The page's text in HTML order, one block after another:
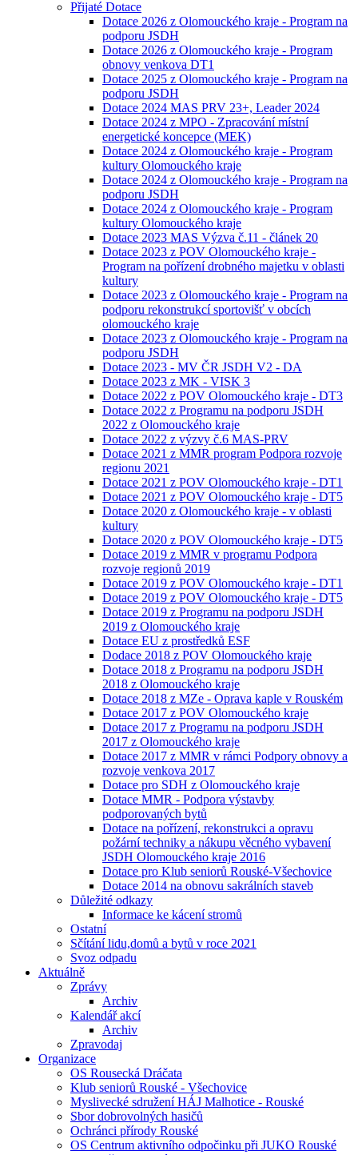
Přijaté Dotace
Dotace 2026 z Olomouckého kraje - Program na
podporu JSDH
Dotace 2026 z Olomouckého kraje - Program
obnovy venkova DT1
Dotace 2025 z Olomouckého kraje - Program na
podporu JSDH
Dotace 2024 MAS PRV 23+, Leader 2024
Dotace 2024 z MPO - Zpracování místní
energetické koncepce (MEK)
Dotace 2024 z Olomouckého kraje - Program
kultury Olomouckého kraje
Dotace 2024 z Olomouckého kraje - Program na
podporu JSDH
Dotace 2024 z Olomouckého kraje - Program
kultury Olomouckého kraje
Dotace 2023 MAS Výzva č.11 - článek 20
Dotace 2023 z POV Olomouckého kraje -
Program na pořízení drobného majetku v oblasti
kultury
Dotace 2023 z Olomouckého kraje - Program na
podporu rekonstrukcí sportovišť v obcích
olomouckého kraje
Dotace 2023 z Olomouckého kraje - Program na
podporu JSDH
Dotace 2023 - MV ČR JSDH V2 - DA
Dotace 2023 z MK - VISK 3
Dotace 2022 z POV Olomouckého kraje - DT3
Dotace 2022 z Programu na podporu JSDH
2022 z Olomouckého kraje
Dotace 2022 z výzvy č.6 MAS-PRV
Dotace 2021 z MMR program Podpora rozvoje
regionu 2021
Dotace 2021 z POV Olomouckého kraje - DT1
Dotace 2021 z POV Olomouckého kraje - DT5
Dotace 2020 z Olomouckého kraje - v oblasti
kultury
Dotace 2020 z POV Olomouckého kraje - DT5
Dotace 2019 z MMR v programu Podpora
rozvoje regionů 2019
Dotace 2019 z POV Olomouckého kraje - DT1
Dotace 2019 z POV Olomouckého kraje - DT5
Dotace 2019 z Programu na podporu JSDH
2019 z Olomouckého kraje
Dotace EU z prostředků ESF
Dodace 2018 z POV Olomouckého kraje
Dotace 2018 z Programu na podporu JSDH
2018 z Olomouckého kraje
Dotace 2018 z MZe - Oprava kaple v Rouském
Dotace 2017 z POV Olomouckého kraje
Dotace 2017 z Programu na podporu JSDH
2017 z Olomouckého kraje
Dotace 2017 z MMR v rámci Podpory obnovy a
rozvoje venkova 2017
Dotace pro SDH z Olomouckého kraje
Dotace MMR - Podpora výstavby
podporovaných bytů
Dotace na pořízení, rekonstrukci a opravu
požární techniky a nákupu věcného vybavení
JSDH Olomouckého kraje 2016
Dotace pro Klub seniorů Rouské-Všechovice
Dotace 2014 na obnovu sakrálních staveb
Důležité odkazy
Informace ke kácení stromů
Ostatní
Sčítání lidu,domů a bytů v roce 2021
Svoz odpadu
Aktuálně
Zprávy
Archiv
Kalendář akcí
Archiv
Zpravodaj
Organizace
OS Rousecká Dráčata
Klub seniorů Rouské - Všechovice
Myslivecké sdružení HÁJ Malhotice - Rouské
Sbor dobrovolných hasičů
Ochránci přírody Rouské
OS Centrum aktivního odpočinku při JUKO Rouské